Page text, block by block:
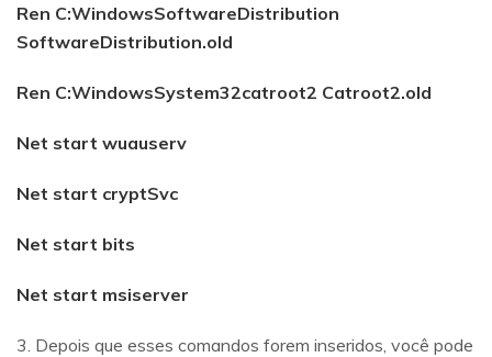
Ren C:WindowsSoftwareDistribution
SoftwareDistribution.old
Ren C:WindowsSystem32catroot2 Catroot2.old
Net start wuauserv
Net start cryptSvc
Net start bits
Net start msiserver
3. Depois que esses comandos forem inseridos, você pode